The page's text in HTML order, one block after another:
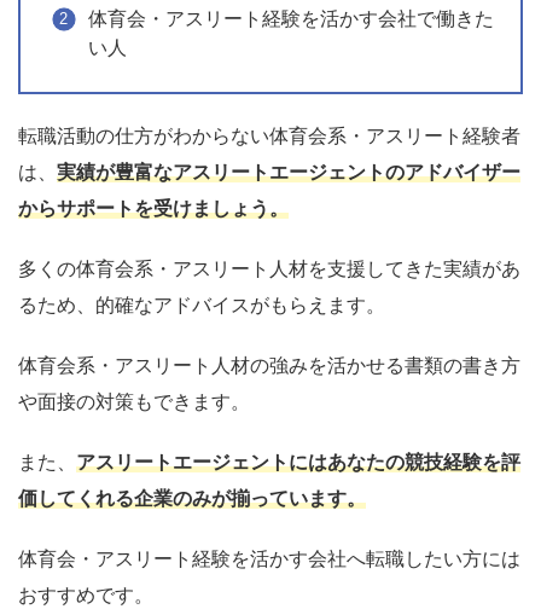
体育会・アスリート経験を活かす会社で働きた
い人
転職活動の仕方がわからない体育会系・アスリート経験者
は、 実績が豊富なアスリートエージェントのアドバイザー
からサポートを受けましょう。
多くの体育会系・アスリート人材を支援してきた実績があ
るため、的確なアドバイスがもらえます。
体育会系・アスリート人材の強みを活かせる書類の書き方
や面接の対策もできます。
また、 アスリートエージェントにはあなたの競技経験を評
価してくれる企業のみが揃っています。
体育会・アスリート経験を活かす会社へ転職したい方には
おすすめです。